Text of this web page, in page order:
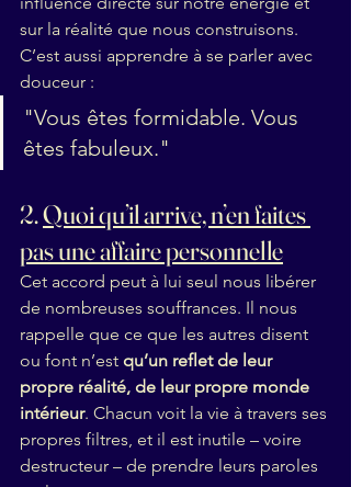
sur la réalité que nous construisons.
C’est aussi apprendre à se parler avec
douceur :
"Vous êtes formidable. Vous
êtes fabuleux."
2. Quoi qu’il arrive, n’en faites
pas une affaire personnelle
Cet accord peut à lui seul nous libérer
de nombreuses souffrances. Il nous
rappelle que ce que les autres disent
ou font n’est qu’un reflet de leur
propre réalité, de leur propre monde
intérieur. Chacun voit la vie à travers ses
propres filtres, et il est inutile – voire
destructeur – de prendre leurs paroles